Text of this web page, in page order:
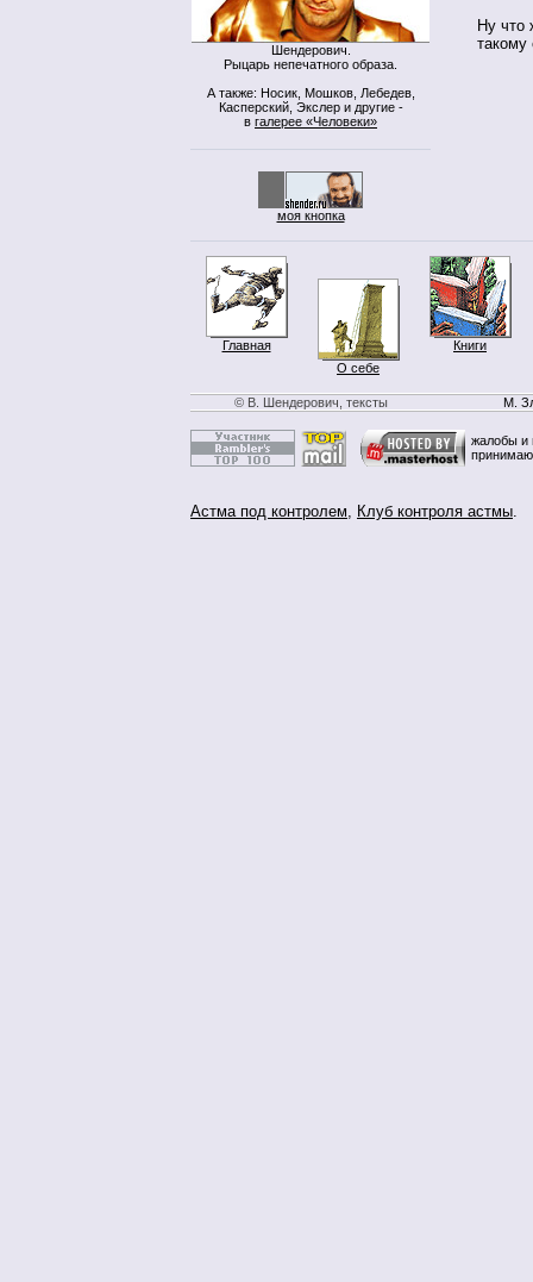
Шендерович.
Рыцарь непечатного образа.
А также: Носик, Мошков, Лебедев,
Касперский, Экслер и другие -
в галерее «Человеки»
моя кнопка
Ну что
такому
Главная
О себе
Книги
© В. Шендерович, тексты М.
жалобы и
Астма под контролем, Клуб контроля астмы.